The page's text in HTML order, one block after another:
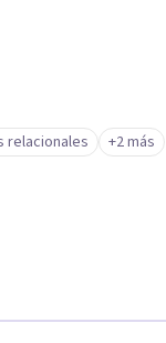
relacionales +2 más